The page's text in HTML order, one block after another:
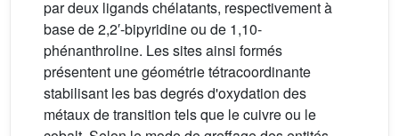
par deux ligands chélatants, respectivement à
base de 2,2′-bipyridine ou de 1,10-
phénanthroline. Les sites ainsi formés
présentent une géométrie tétracoordinante
stabilisant les bas degrés d'oxydation des
métaux de transition tels que le cuivre ou le